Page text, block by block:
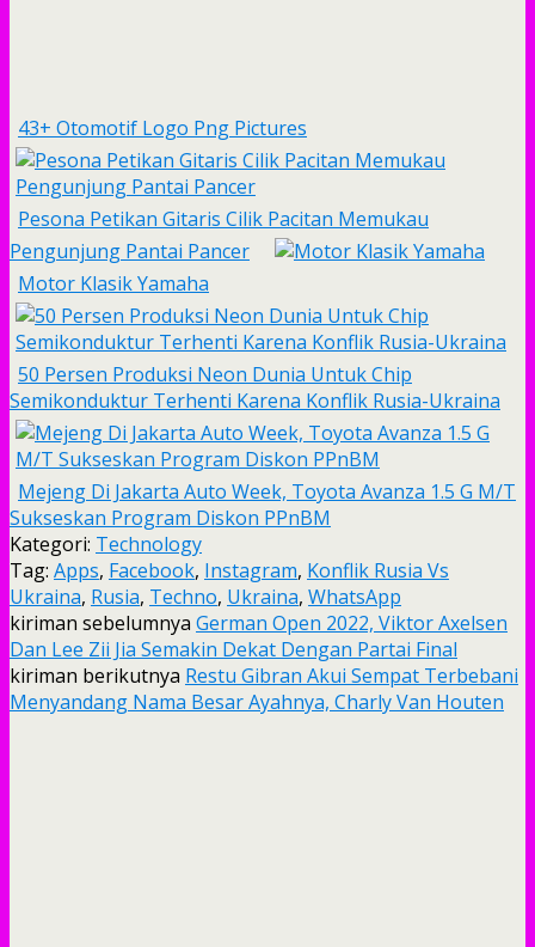
43+ Otomotif Logo Png Pictures
Pesona Petikan Gitaris Cilik Pacitan Memukau
Pengunjung Pantai Pancer
Motor Klasik Yamaha
50 Persen Produksi Neon Dunia Untuk Chip
Semikonduktur Terhenti Karena Konflik Rusia-Ukraina
Mejeng Di Jakarta Auto Week, Toyota Avanza 1.5 G M/T
Sukseskan Program Diskon PPnBM
Kategori: Technology
Tag: Apps, Facebook, Instagram, Konflik Rusia Vs
Ukraina, Rusia, Techno, Ukraina, WhatsApp
kiriman sebelumnya German Open 2022, Viktor Axelsen
Dan Lee Zii Jia Semakin Dekat Dengan Partai Final
kiriman berikutnya Restu Gibran Akui Sempat Terbebani
Menyandang Nama Besar Ayahnya, Charly Van Houten